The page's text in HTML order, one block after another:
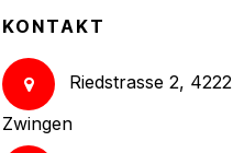
KONTAKT
Riedstrasse 2, 4222
Zwingen